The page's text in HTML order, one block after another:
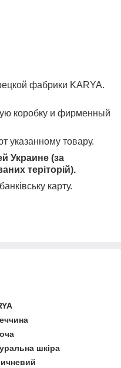
фабрики KARYA.
коробку и фирменный
указанному товару.
Украине (за
теріторій).
карту.
шкіра